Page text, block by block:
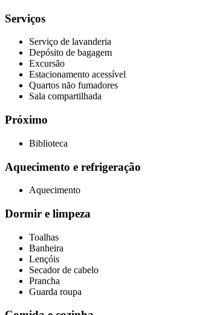
Serviços
Serviço de lavanderia
Depósito de bagagem
Excursão
Estacionamento acessível
Quartos não fumadores
Sala compartilhada
Próximo
Biblioteca
Aquecimento e refrigeração
Aquecimento
Dormir e limpeza
Toalhas
Banheira
Lençóis
Secador de cabelo
Prancha
Guarda roupa